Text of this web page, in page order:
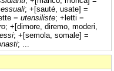
; +[sauté, usate] =
= utensiliste; +letti =
; +[dimore, diremo, moderi,
; +[semola, somale] =
; ...